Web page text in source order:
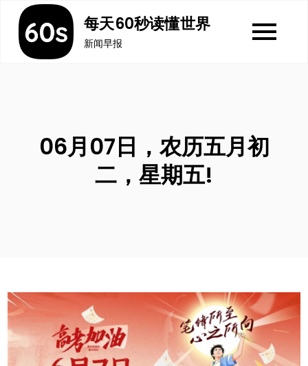
content
每天60秒读懂世界
新闻早报
06月07日，农历五月初
二，星期五!